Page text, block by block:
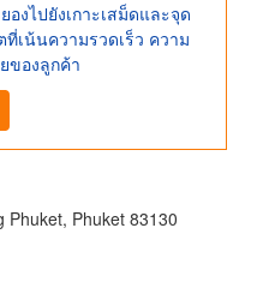
องไปยังเกาะเสม็ดและจุด
ที่เน้นความรวดเร็ว ความ
ของลูกค้า
Phuket, Phuket 83130